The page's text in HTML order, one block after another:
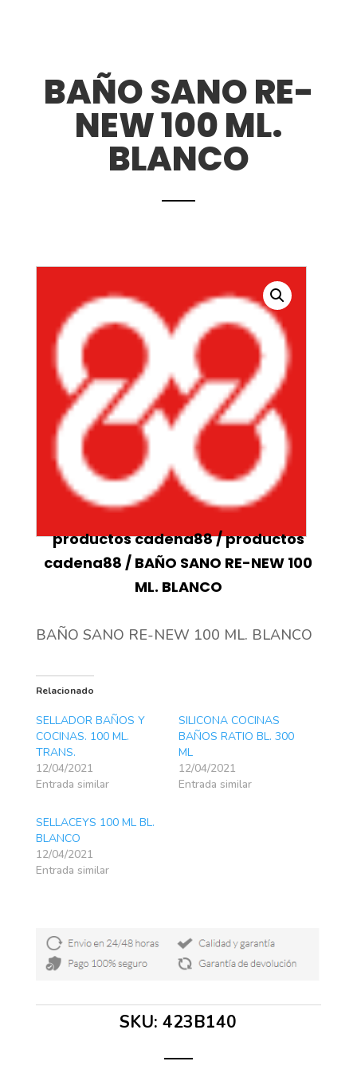
BAÑO SANO RE-
NEW 100 ML.
BLANCO
productos cadena88/productos
cadena88 / BAÑO SANO RE-NEW 100
ML. BLANCO
BAÑO SANO RE-NEW 100 ML. BLANCO
Relacionado
SELLADOR BAÑOS Y
COCINAS. 100 ML.
TRANS.
12/04/2021
Entrada similar
SILICONA COCINAS
BAÑOS RATIO BL. 300
ML
12/04/2021
Entrada similar
SELLACEYS 100 ML BL.
BLANCO
12/04/2021
Entrada similar
SKU:423B140